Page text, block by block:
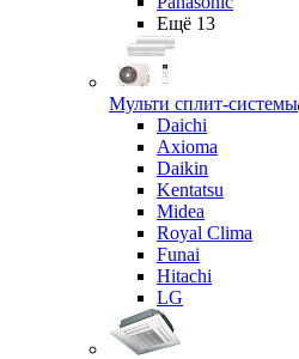
Ещё 13
Мульти сплит-системы
Daichi
Axioma
Daikin
Kentatsu
Midea
Royal Clima
Funai
Hitachi
LG